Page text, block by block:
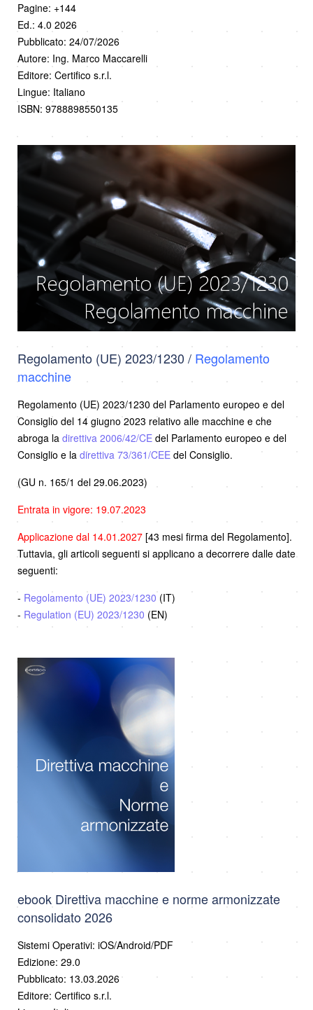
Pagine: +144
Ed.: 4.0 2026
Pubblicato: 24/07/2026
Autore: Ing. Marco Maccarelli
Editore: Certifico s.r.l.
Lingue: Italiano
ISBN: 9788898550135
Regolamento (UE) 2023/1230 / Regolamento
macchine
Regolamento (UE) 2023/1230 del Parlamento europeo e del
Consiglio del 14 giugno 2023 relativo alle macchine e che
abroga la direttiva 2006/42/CE del Parlamento europeo e del
Consiglio e la direttiva 73/361/CEE del Consiglio.
(GU n. 165/1 del 29.06.2023)
Entrata in vigore: 19.07.2023
Applicazione dal 14.01.2027 [43 mesi firma del Regolamento].
Tuttavia, gli articoli seguenti si applicano a decorrere dalle date
seguenti:
- Regolamento (UE) 2023/1230 (IT)
- Regulation (EU) 2023/1230 (EN)
ebook Direttiva macchine e norme armonizzate
consolidato 2026
Sistemi Operativi: iOS/Android/PDF
Edizione: 29.0
Pubblicato: 13.03.2026
Editore: Certifico s.r.l.